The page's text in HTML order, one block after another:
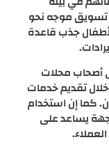
موجه نحو
جذب قاعدة
أصحاب محلات
تقديم خدمات
كما إن استخدام
يساعد على